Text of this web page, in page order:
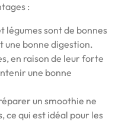
:
légumes sont de bonnes
une bonne digestion.
en raison de leur forte
une bonne
un smoothie ne
ce qui est idéal pour les